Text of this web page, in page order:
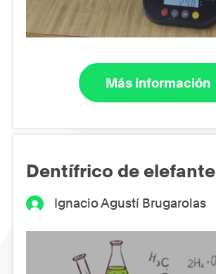
Más información
Dentífrico de elefante
Ignacio Agustí Brugarolas